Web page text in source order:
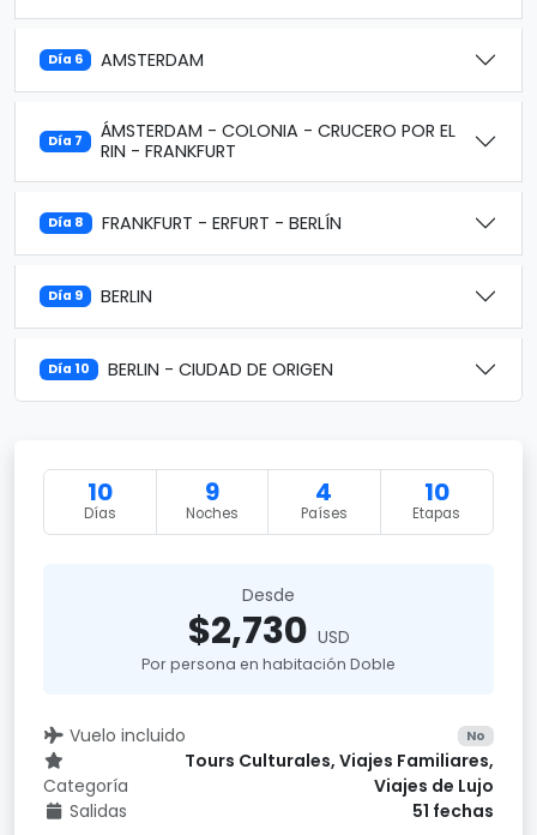
Día 6 AMSTERDAM
Día 7
ÁMSTERDAM - COLONIA - CRUCERO POR EL
RIN - FRANKFURT
Día 8 FRANKFURT - ERFURT - BERLÍN
Día 9 BERLIN
Día 10 BERLIN - CIUDAD DE ORIGEN
10
Días
9
Noches
4
Países
10
Etapas
Desde
$2,730 USD
Por persona en habitación Doble
Vuelo incluido No
Categoría
Tours Culturales, Viajes Familiares,
Viajes de Lujo
Salidas
51 fechas